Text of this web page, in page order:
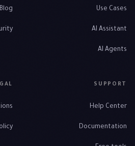
Use Cases
AI Assistant
AI Agents
Blog
SUPPORT
Help Center
Documentation